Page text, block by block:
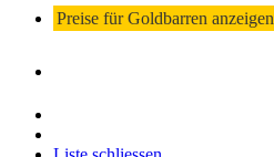
Preise für Goldbarren anzeigen